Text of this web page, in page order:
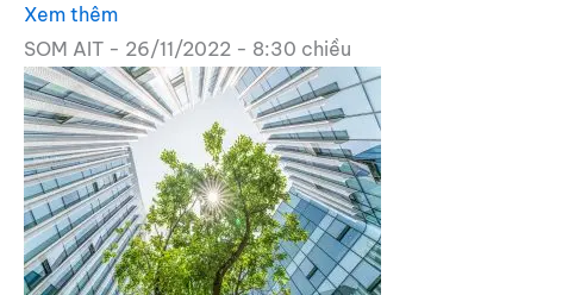
Xem thêm
SOM AIT
26/11/2022 8:30 chiều